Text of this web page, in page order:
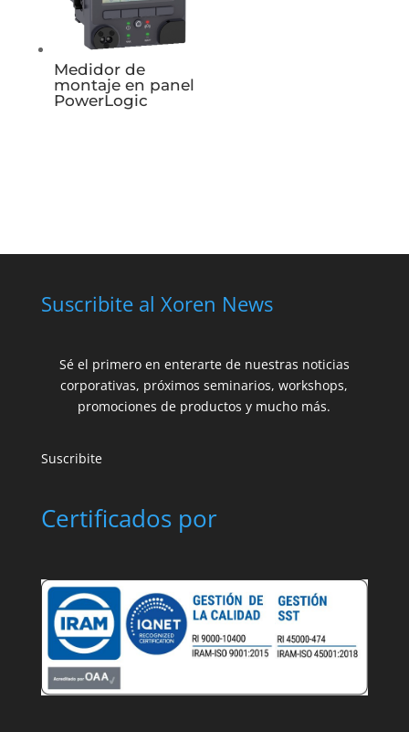
Medidor de
montaje en panel
PowerLogic
Suscribite al Xoren News
Sé el primero en enterarte de nuestras noticias
corporativas, próximos seminarios, workshops,
promociones de productos y mucho más.
Suscribite
Certificados por